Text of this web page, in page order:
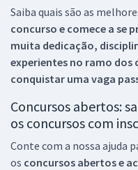
Saiba quais são as
concurso e comece a se
muita dedicação,
experientes no ramo dos
conquistar uma vaga
Concursos abertos:
os concursos com
Conte com a nossa ajuda
os concursos abertos e